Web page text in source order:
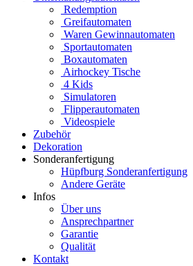
Redemption
Greifautomaten
Waren Gewinnautomaten
Sportautomaten
Boxautomaten
Airhockey Tische
4 Kids
Simulatoren
Flipperautomaten
Videospiele
Zubehör
Dekoration
Sonderanfertigung
Hüpfburg Sonderanfertigung
Andere Geräte
Infos
Über uns
Ansprechpartner
Garantie
Qualität
Kontakt